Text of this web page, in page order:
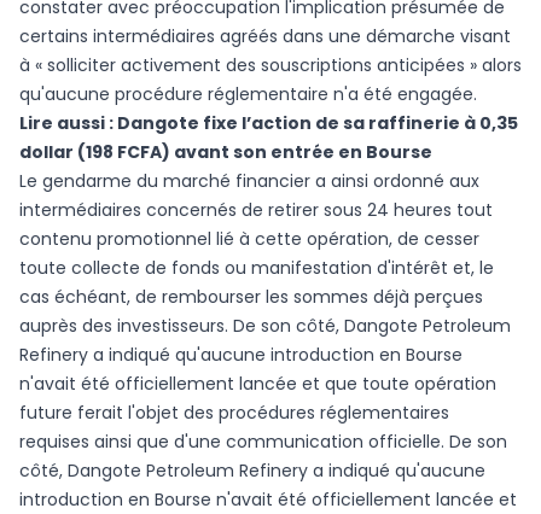
constater avec préoccupation l'implication présumée de
certains intermédiaires agréés dans une démarche visant
à « solliciter activement des souscriptions anticipées » alors
qu'aucune procédure réglementaire n'a été engagée.
Lire aussi : Dangote fixe l’action de sa raffinerie à 0,35
dollar (198 FCFA) avant son entrée en Bourse
Le gendarme du marché financier a ainsi ordonné aux
intermédiaires concernés de retirer sous 24 heures tout
contenu promotionnel lié à cette opération, de cesser
toute collecte de fonds ou manifestation d'intérêt et, le
cas échéant, de rembourser les sommes déjà perçues
auprès des investisseurs. De son côté, Dangote Petroleum
Refinery a indiqué qu'aucune introduction en Bourse
n'avait été officiellement lancée et que toute opération
future ferait l'objet des procédures réglementaires
requises ainsi que d'une communication officielle. De son
côté, Dangote Petroleum Refinery a indiqué qu'aucune
introduction en Bourse n'avait été officiellement lancée et